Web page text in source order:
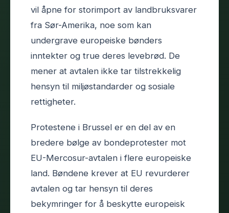
vil åpne for storimport av landbruksvarer
fra Sør-Amerika, noe som kan
undergrave europeiske bønders
inntekter og true deres levebrød. De
mener at avtalen ikke tar tilstrekkelig
hensyn til miljøstandarder og sosiale
rettigheter.
Protestene i Brussel er en del av en
bredere bølge av bondeprotester mot
EU-Mercosur-avtalen i flere europeiske
land. Bøndene krever at EU revurderer
avtalen og tar hensyn til deres
bekymringer for å beskytte europeisk